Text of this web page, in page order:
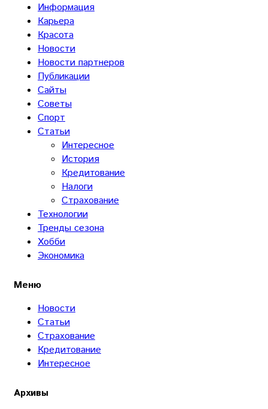
Информация
Карьера
Красота
Новости
Новости партнеров
Публикации
Сайты
Советы
Спорт
Статьи
Интересное
История
Кредитование
Налоги
Страхование
Технологии
Тренды сезона
Хобби
Экономика
Меню
Новости
Статьи
Страхование
Кредитование
Интересное
Архивы